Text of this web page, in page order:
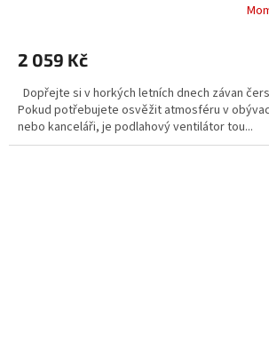
2 059 Kč
Dopřejte si v horkých letních dnech závan
Pokud potřebujete osvěžit atmosféru v
nebo kanceláři, je podlahový ventilátor tou...